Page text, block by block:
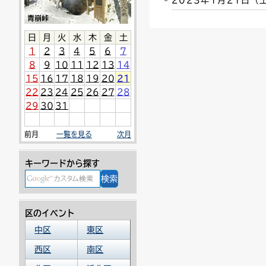
連絡ごみ
ユニバーサルデザイン
日 月 火 水 木 金
土
1
2 3 4 5 6
7
8
9 10 11 12 13 14
15 16 17 18 19 20 21
22 23 24 25 26 27 28
29 30 31
前月 一覧を見る 次月
キーワードから探す
区のイベント
中区
東区
西区 南区